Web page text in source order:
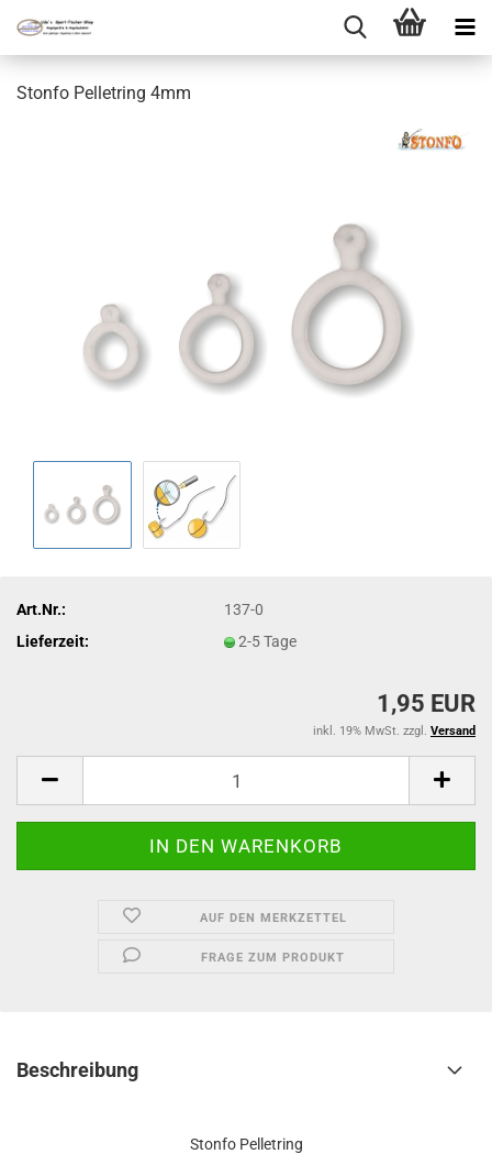
Stonfo Pelletring 4mm
Art.Nr.:
137-0
Lieferzeit:
2-5 Tage
1,95 EUR
inkl. 19% MwSt. zzgl. Versand
AUF DEN MERKZETTEL
FRAGE ZUM PRODUKT
Beschreibung
Stonfo Pelletring